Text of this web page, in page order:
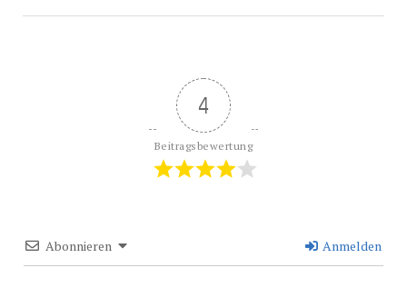
4
Beitragsbewertung
Abonnieren Anmelden